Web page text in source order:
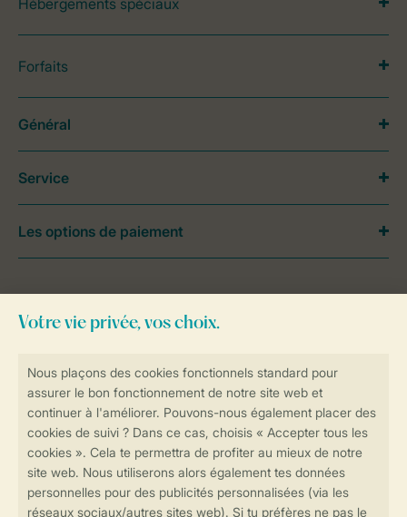
Réservations en ligne rapides et sécurisées
Transmission sécurisée des données
Hébergements spéciaux
Forfaits
contactez notreContact Center.
Général
Service
Les options de paiement